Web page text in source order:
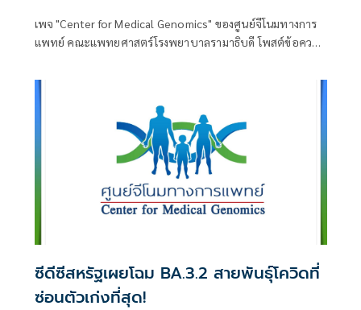
เพจ "Center for Medical Genomics" ของศูนย์จีโนมทางการ
แพทย์ คณะแพทยศาสตร์โรงพยาบาลรามาธิบดี โพสต์ข้อความ
ความหวังใหม่จากมุกดาหารโมเดล" โดยระบุว่า
ซีดีซีสหรัฐเผยโฉม BA.3.2 สายพันธุ์โควิดที่
ซ่อนตัวเก่งที่สุด!